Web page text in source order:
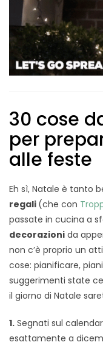
30 cose
per
alle feste
Eh sì, Natale è tanto
regali (che con
passate in cucina a
decorazioni da
non c’è proprio un
cose: pianificare,
suggerimenti state
il giorno di Natale
1. Segnati sul
esattamente a